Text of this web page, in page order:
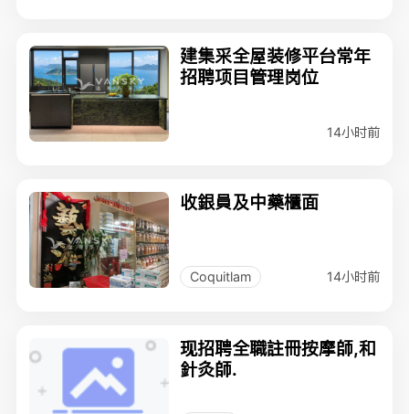
建集采全屋装修平台常年
招聘项目管理岗位
14小时前
收銀員及中藥櫃面
Coquitlam 14小时前
现招聘全職註冊按摩師,和
針灸師.